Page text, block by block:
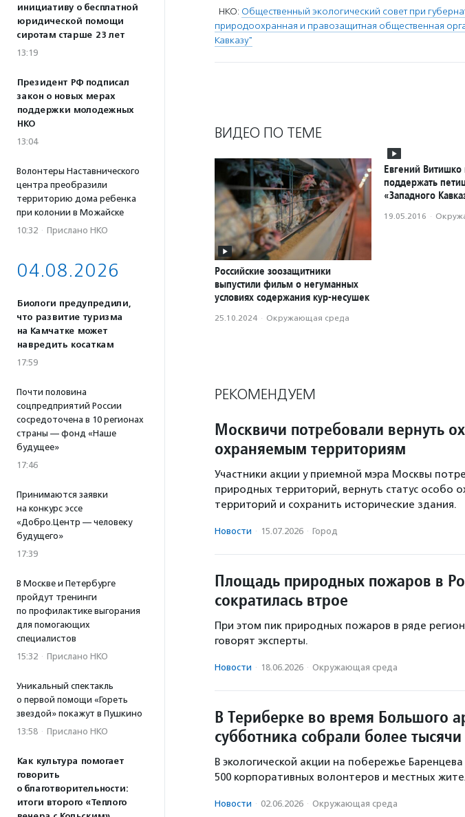
инициативу о бесплатной
юридической помощи
сиротам старше 23 лет
13:19
Президент РФ подписал
закон о новых мерах
поддержки молодежных
НКО
13:04
Волонтеры Наставнического
центра преобразили
территорию дома ребенка
при колонии в Можайске
10:32 · Прислано НКО
04.08.2026
Биологи предупредили,
что развитие туризма
на Камчатке может
навредить косаткам
17:59
Почти половина
соцпредприятий России
сосредоточена в 10 регионах
страны — фонд «Наше
будущее»
17:46
Принимаются заявки
на конкурс эссе
«Добро.Центр — человеку
будущего»
17:39
В Москве и Петербурге
пройдут тренинги
по профилактике выгорания
для помогающих
специалистов
15:32 · Прислано НКО
Уникальный спектакль
о первой помощи «Гореть
звездой» покажут в Пушкино
13:58 · Прислано НКО
Как культура помогает
говорить
о благотворительности:
итоги второго «Теплого
НКО: Общественный экологический совет при
природоохранная и правозащитная общественная
Кавказу"
ВИДЕО ПО ТЕМЕ
Российские зоозащитники
выпустили фильм о негуманных
условиях содержания кур-несушек
25.10.2024 · Окружающая среда
Евгений Витишко
поддержать
«Западного
19.05.2016 ·
РЕКОМЕНДУЕМ
Москвичи потребовали вернуть
охраняемым территориям
Участники акции у приемной мэра Москвы
природных территорий, вернуть статус особо
территорий и сохранить исторические здания.
Новости · 15.07.2026 · Город
Площадь природных пожаров в
сократилась втрое
При этом пик природных пожаров в ряде
говорят эксперты.
Новости · 18.06.2026 · Окружающая среда
В Териберке во время Большого
субботника собрали более
В экологической акции на побережье
500 корпоративных волонтеров и местных
Новости · 02.06.2026 · Окружающая среда